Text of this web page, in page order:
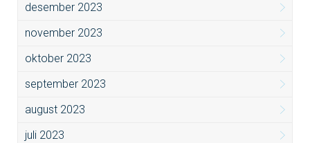
desember 2023
november 2023
oktober 2023
september 2023
august 2023
juli 2023